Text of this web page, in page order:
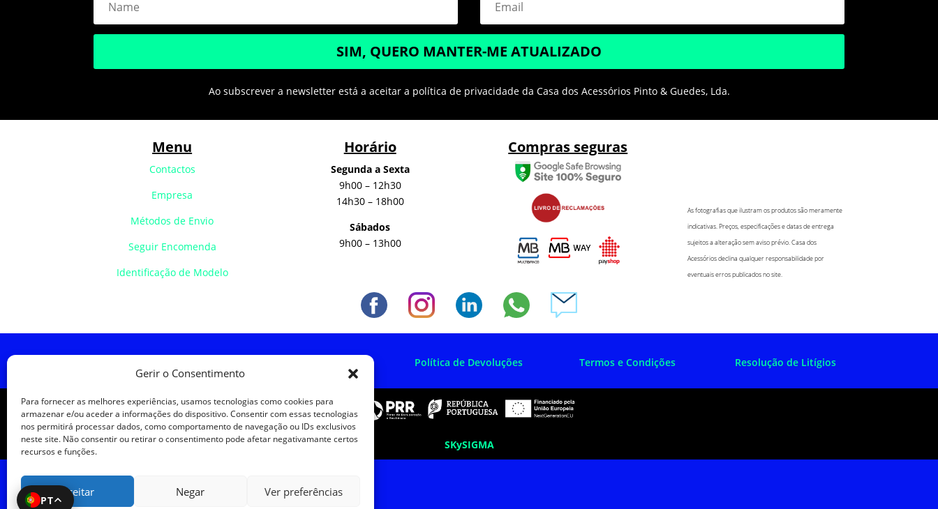
Gerir o Consentimento
Para fornecer as melhores experiências, usamos tecnologias como cookies para
armazenar e/ou aceder a informações do dispositivo. Consentir com essas tecnologias
nos permitirá processar dados, como comportamento de navegação ou IDs exclusivos
neste site. Não consentir ou retirar o consentimento pode afetar negativamante certos
recursos e funções.
Aceitar Negar Ver preferências
PT
SIM, QUERO MANTER-ME ATUALIZADO
Ao subscrever a newsletter está a aceitar a política de privacidade da Casa dos Acessórios Pinto & Guedes, Lda.
Menu
Contactos
Empresa
Métodos de Envio
Seguir Encomenda
Identificação de Modelo
Horário
Segunda a Sexta
9h00 – 12h30
14h30 – 18h00
Sábados
9h00 – 13h00
Compras seguras
As fotografias que ilustram os produtos são meramente
indicativas. Preços, especificações e datas de entrega
sujeitos a alteração sem aviso prévio. Casa dos
Acessórios declina qualquer responsabilidade por
eventuais erros publicados no site.
Política de Devoluções Termos e Condições Resolução de Litígios
SKySIGMA